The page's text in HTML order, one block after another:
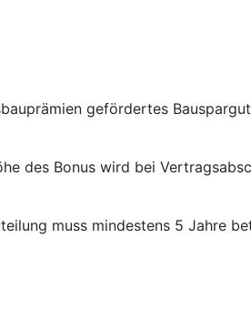
gefördertes
des Bonus wird bei
muss mindestens 5 Jahre